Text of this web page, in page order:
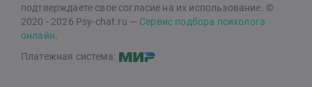
подтверждаете свое согласие на их использование. ©
2020 - 2026 Psy-chat.ru — Сервис подбора психолога
онлайн
Платежная система: